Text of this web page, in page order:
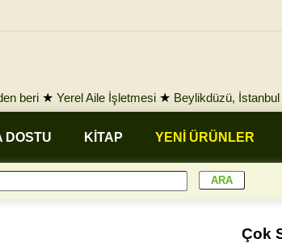
beri ★ Yerel Aile İşletmesi ★ Beylikdüzü, İstanbul
DOSTU KİTAP YENİ ÜRÜNLER
Çok